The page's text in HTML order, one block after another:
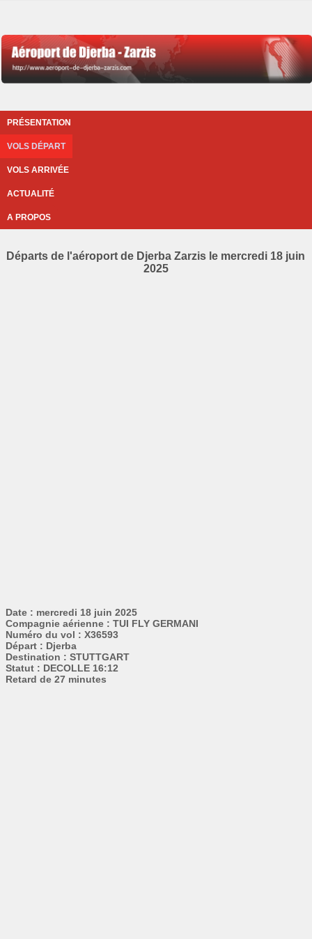
PRÉSENTATION
VOLS DÉPART
VOLS ARRIVÉE
ACTUALITÉ
A PROPOS
Départs de l'aéroport de Djerba Zarzis le mercredi 18 juin
2025
Date : mercredi 18 juin 2025
Compagnie aérienne : TUI FLY GERMANI
Numéro du vol : X36593
Départ : Djerba
Destination : STUTTGART
Statut : DECOLLE 16:12
Retard de 27 minutes